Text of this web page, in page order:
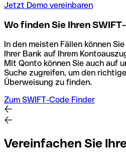
Jetzt Demo vereinbaren
Wo finden Sie Ihren
In den meisten Fällen können
Ihrer Bank auf Ihrem
Mit Qonto können Sie auch auf
Suche zugreifen, um den
Überweisung zu finden.
Zum SWIFT-Code Finder
Vereinfachen Sie